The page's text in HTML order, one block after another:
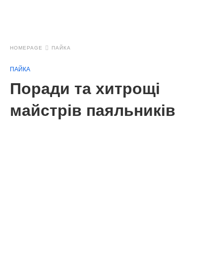
HOMEPAGE ПАЙКА
ПАЙКА
Поради та хитрощі
майстрів паяльників